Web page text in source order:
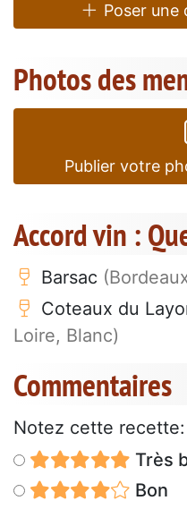
Poser une
Photos des
Publier votre
Accord vin :
Barsac
Coteaux du
Loire, Blanc)
Commentaires
Notez cette recette:
Très
Bon